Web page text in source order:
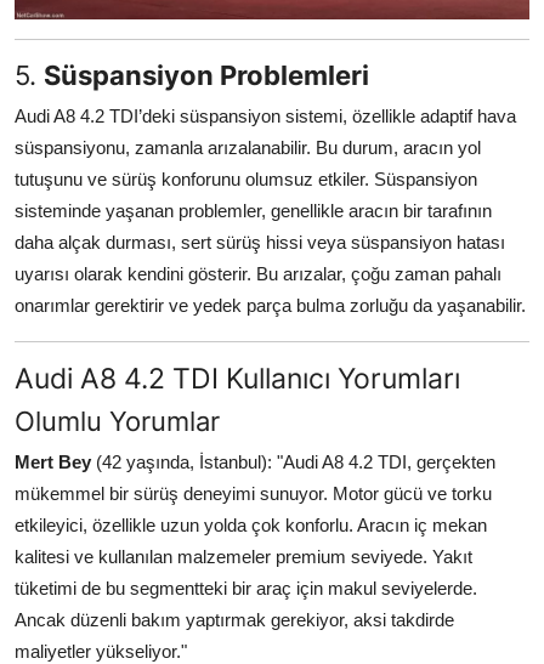
5. Süspansiyon Problemleri
Audi A8 4.2 TDI’deki süspansiyon sistemi, özellikle adaptif hava
süspansiyonu, zamanla arızalanabilir. Bu durum, aracın yol
tutuşunu ve sürüş konforunu olumsuz etkiler. Süspansiyon
sisteminde yaşanan problemler, genellikle aracın bir tarafının
daha alçak durması, sert sürüş hissi veya süspansiyon hatası
uyarısı olarak kendini gösterir. Bu arızalar, çoğu zaman pahalı
onarımlar gerektirir ve yedek parça bulma zorluğu da yaşanabilir.
Audi A8 4.2 TDI Kullanıcı Yorumları
Olumlu Yorumlar
Mert Bey (42 yaşında, İstanbul): "Audi A8 4.2 TDI, gerçekten
mükemmel bir sürüş deneyimi sunuyor. Motor gücü ve torku
etkileyici, özellikle uzun yolda çok konforlu. Aracın iç mekan
kalitesi ve kullanılan malzemeler premium seviyede. Yakıt
tüketimi de bu segmentteki bir araç için makul seviyelerde.
Ancak düzenli bakım yaptırmak gerekiyor, aksi takdirde
maliyetler yükseliyor."